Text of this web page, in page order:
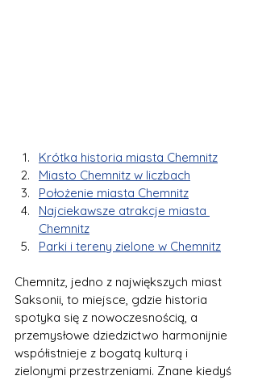
Krótka historia miasta Chemnitz
Miasto Chemnitz w liczbach
Położenie miasta Chemnitz
Najciekawsze atrakcje miasta
Chemnitz
Parki i tereny zielone w Chemnitz
Chemnitz, jedno z największych miast
Saksonii, to miejsce, gdzie historia
spotyka się z nowoczesnością, a
przemysłowe dziedzictwo harmonijnie
współistnieje z bogatą kulturą i
zielonymi przestrzeniami. Znane kiedyś